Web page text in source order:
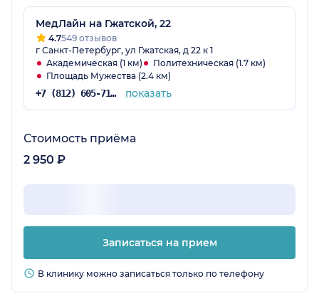
МедЛайн на Гжатской, 22
4.7549 отзывов
г Санкт-Петербург, ул Гжатская, д 22 к 1
Академическая (1 км)
Политехническая (1.7 км)
Площадь Мужества (2.4 км)
+7 (812) 605-71-47 показать
Стоимость приёма
2 950 ₽
Записаться на прием
В клинику можно записаться только по телефону